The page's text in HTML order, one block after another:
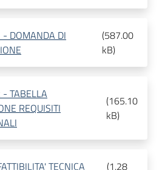
- DOMANDA DI
(587.00
kB)
- TABELLA
REQUISITI
(165.10
kB)
TECNICA
(1.28